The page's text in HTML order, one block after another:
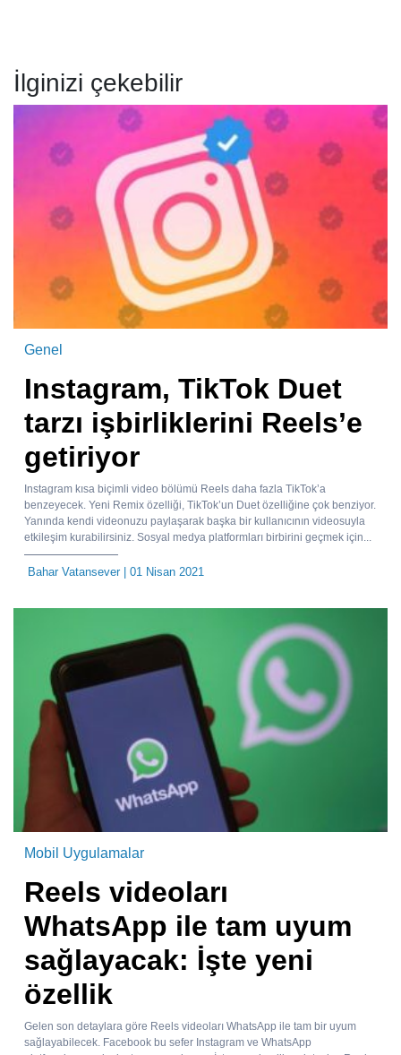
İlginizi çekebilir
Genel
Instagram, TikTok Duet
tarzı işbirliklerini Reels’e
getiriyor
Instagram kısa biçimli video bölümü Reels daha fazla TikTok’a
benzeyecek. Yeni Remix özelliği, TikTok’un Duet özelliğine çok benziyor.
Yanında kendi videonuzu paylaşarak başka bir kullanıcının videosuyla
etkileşim kurabilirsiniz. Sosyal medya platformları birbirini geçmek için...
Bahar Vatansever| 01 Nisan 2021
Mobil Uygulamalar
Reels videoları
WhatsApp ile tam uyum
sağlayacak: İşte yeni
özellik
Gelen son detaylara göre Reels videoları WhatsApp ile tam bir uyum
sağlayabilecek. Facebook bu sefer Instagram ve WhatsApp